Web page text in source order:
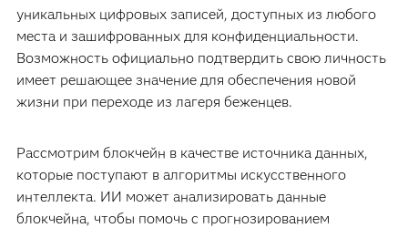
уникальных цифровых записей, доступных из любого
места и зашифрованных для конфиденциальности.
Возможность официально подтвердить свою личность
имеет решающее значение для обеспечения новой
жизни при переходе из лагеря беженцев.
Рассмотрим блокчейн в качестве источника данных,
которые поступают в алгоритмы искусственного
интеллекта. ИИ может анализировать данные
блокчейна, чтобы помочь с прогнозированием